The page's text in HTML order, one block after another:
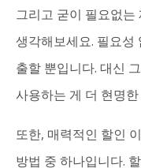
그리고 굳이 필요없는
생각해보세요. 필요성
출할 뿐입니다. 대신
사용하는 게 더 현명
또한, 매력적인 할인
방법 중 하나입니다.